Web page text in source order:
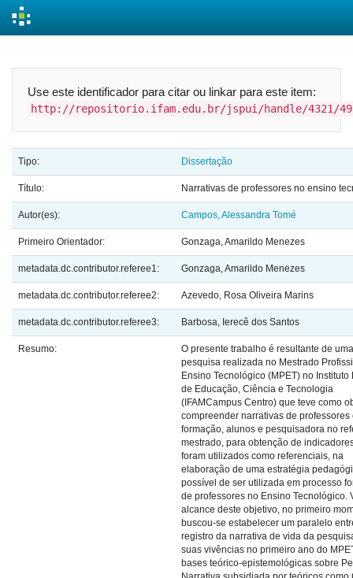
Use este identificador para citar ou linkar para este item:
http://repositorio.ifam.edu.br/jspui/handle/4321/49
Tipo: Dissertação
Título: Narrativas de professores no ensino
Autor(es): Campos, Alessandra Tomé
Primeiro Orientador: Gonzaga, Amarildo Menezes
metadata.dc.contributor.referee1: Gonzaga, Amarildo Menezes
metadata.dc.contributor.referee2: Azevedo, Rosa Oliveira Marins
metadata.dc.contributor.referee3: Barbosa, Ierecê dos Santos
Resumo:
O presente trabalho é resultante de uma
pesquisa realizada no Mestrado
Ensino Tecnológico (MPET) no Instituto
de Educação, Ciência e Tecnologia
(IFAMCampus Centro) que teve como
compreender narrativas de professores
formação, alunos e pesquisadora no
mestrado, para obtenção de
foram utilizados como referenciais, na
elaboração de uma estratégia
possível de ser utilizada em processo
de professores no Ensino Tecnológico.
alcance deste objetivo, no primeiro
buscou-se estabelecer um paralelo
registro da narrativa de vida da
suas vivências no primeiro ano do
bases teórico-epistemológicas sobre